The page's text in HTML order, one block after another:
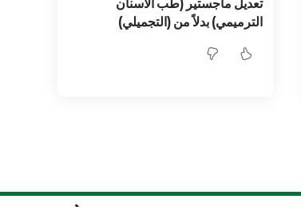
الترميمي) بدلاً من (التجميلي)